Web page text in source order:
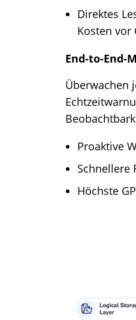
Direktes
Kosten vor
End-to-End-
Überwachen
Proaktive
Schnellere
Höchste